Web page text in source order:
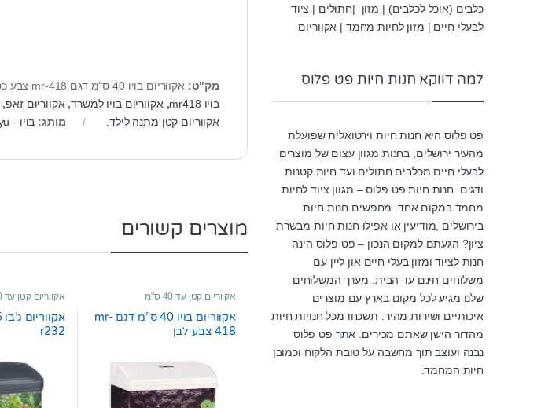
מק"ט: אקווריום בויו 40 ס"מ דגם mr-418 צבע כסוף
בויו mr418
, אקווריום בויו למשרד, אקווריום זאפ,
אקווריום קטן מתנה לילד.
מותג: בויו - boyu
מוצרים קשורים
אקווריום קטן עד 40 ס"מ
אקווריום בויו 40 ס”מ דגם mr-
418 צבע לבן
אקווריום קטן עד 40 ס"מ
r232
כלבים (אוכל לכלבים) | מזון |חתולים | ציוד
לבעלי חיים | מזון לחיות מחמד | אקווריום
למה דווקא חנות חיות פט פלוס
פט פלוס היא חנות חיות וירטואלית שפועלת
מהעיר ירושלים, בחנות מגוון עצום של מוצרים
לבעלי חיים מכלבים חתולים ועד חיות קטנות
ודגים. חנות חיות פט פלוס – מגוון ציוד לחיות
מחמד במקום אחד. מחפשים חנות חיות
בירושלים ,מודיעין או אפילו חנות חיות מבשרת
ציון? הגעתם למקום הנכון – פט פלוס הינה
חנות לציוד ומזון בעלי חיים און ליין עם
משלוחים חינם עד הבית. מערך המשלוחים
שלנו מגיע לכל מקום בארץ עם מוצרים
איכותיים ושירות מהיר. תשכחו מכל חנויות חיות
מהדור הישן שאתם מכירים. אתר פט פלוס
נבנה ועוצב תוך מחשבה על טובת הלקוח וכמובן
חיות המחמד.